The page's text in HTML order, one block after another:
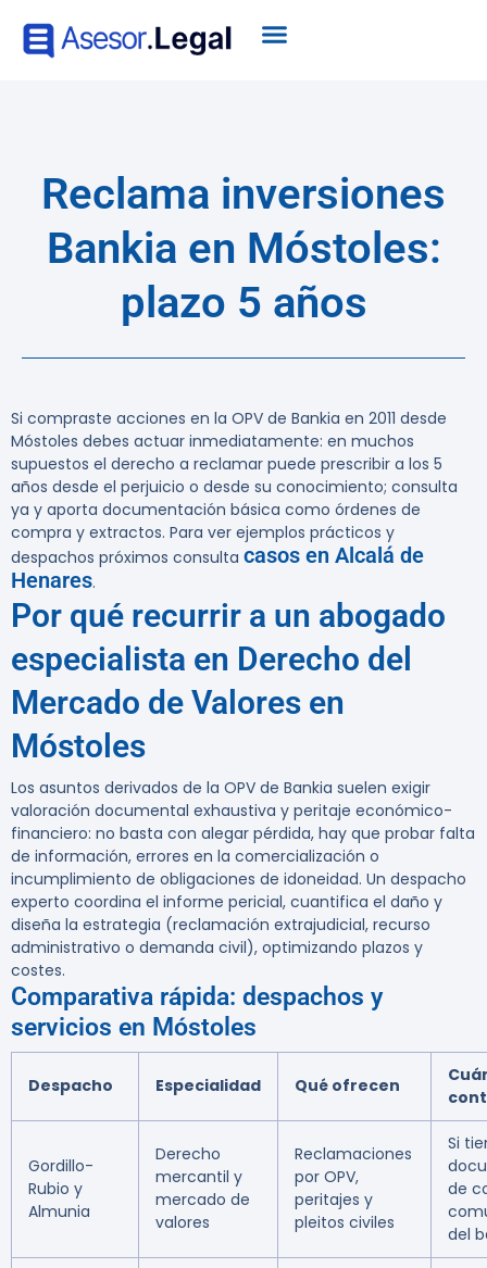
Reclama inversiones
Bankia en Móstoles:
plazo 5 años
Si compraste acciones en la OPV de Bankia en 2011 desde
Móstoles debes actuar inmediatamente: en muchos
supuestos el derecho a reclamar puede prescribir a los 5
años desde el perjuicio o desde su conocimiento; consulta
ya y aporta documentación básica como órdenes de
compra y extractos. Para ver ejemplos prácticos y
despachos próximos consulta casos en Alcalá de
Henares.
Por qué recurrir a un abogado
especialista en Derecho del
Mercado de Valores en
Móstoles
Los asuntos derivados de la OPV de Bankia suelen exigir
valoración documental exhaustiva y peritaje económico-
financiero: no basta con alegar pérdida, hay que probar falta
de información, errores en la comercialización o
incumplimiento de obligaciones de idoneidad. Un despacho
experto coordina el informe pericial, cuantifica el daño y
diseña la estrategia (reclamación extrajudicial, recurso
administrativo o demanda civil), optimizando plazos y
costes.
Comparativa rápida: despachos y
servicios en Móstoles
Despacho Especialidad Qué ofrecen
Gordillo-
Rubio y
Almunia
Derecho
mercantil y
mercado de
valores
Reclamaciones
por OPV,
peritajes y
pleitos civiles
Si
de
del